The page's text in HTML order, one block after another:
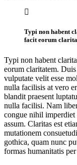
Typi non habent
facit eorum
Typi non habent
eorum claritatem.
vulputate velit esse
nulla facilisis at vero
blandit praesent
nulla facilisi. Nam
congue nihil
assum. Claritas est
mutationem
gothica, quam nunc
formas humanitatis